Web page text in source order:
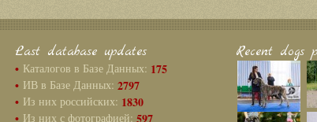
Last database updates
• Каталогов в Базе Данных: 175
• ИВ в Базе Данных: 2797
• Из них российских: 1830
• Из них с фотографией: 597
Recent dogs